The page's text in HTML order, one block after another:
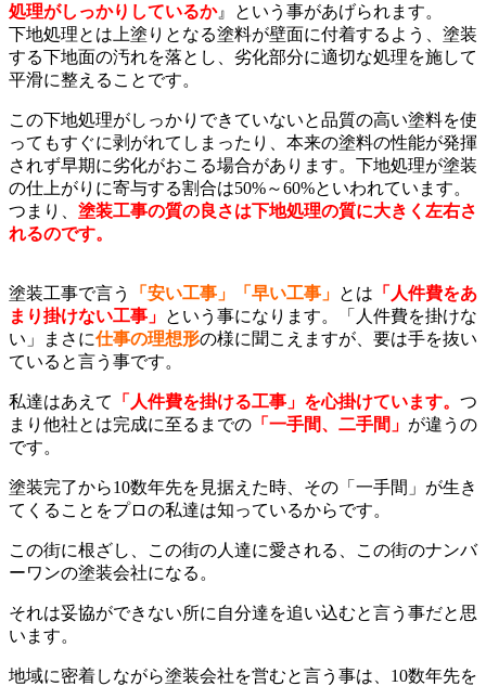
処理がしっかりしているか』という事があげられます。
下地処理とは上塗りとなる塗料が壁面に付着するよう、塗装
する下地面の汚れを落とし、劣化部分に適切な処理を施して
平滑に整えることです。
この下地処理がしっかりできていないと品質の高い塗料を使
ってもすぐに剥がれてしまったり、本来の塗料の性能が発揮
されず早期に劣化がおこる場合があります。下地処理が塗装
の仕上がりに寄与する割合は50%～60%といわれています。
つまり、 塗装工事の質の良さは下地処理の質に大きく左右さ
れるのです。
塗装工事で言う 「安い工事」「早い工事」 とは 「人件費をあ
まり掛けない工事」 という事になります。
「人件費を掛けな
い」まさに仕事の理想形の様に聞こえますが、 要は手を抜い
ていると言う事です。
私達はあえて 「人件費を掛ける工事」を心掛けています。 つ
まり他社とは完成に至るまでの 「一手間、二手間」 が違うの
です。
塗装完了から10数年先を見据えた時、その「一手間」が生き
てくることをプロの私達は知っているからです。
この街に根ざし、この街の人達に愛される、この街のナンバ
ーワンの塗装会社になる。
それは妥協ができない所に自分達を追い込むと言う事だと思
います。
地域に密着しながら塗装会社を営むと言う事は、 10数年先を